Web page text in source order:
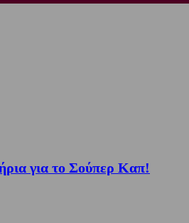
για το Σούπερ Καπ!